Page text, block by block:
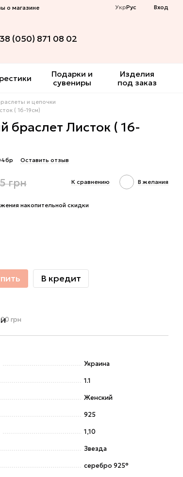
о магазине УкрРус Вход
(050) 871 08 02
Подарки и
сувениры
Изделия
под заказ
и цепочки
( 16-19см)
браслет Листок ( 16-
Оставить отзыв
грн К сравнению В желания
накопительной скидки
В кредит
грн
Украина
1.1
Женский
925
1,10
Звезда
серебро 925°